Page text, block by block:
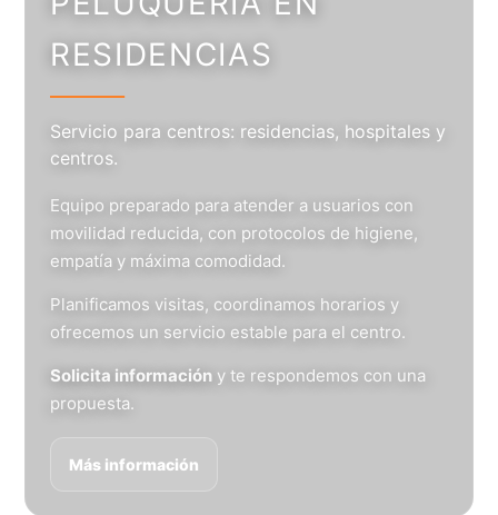
RESIDENCIAS
Servicio para centros: residencias, hospitales y
centros.
Equipo preparado para atender a usuarios con
movilidad reducida, con protocolos de higiene,
empatía y máxima comodidad.
Planificamos visitas, coordinamos horarios y
ofrecemos un servicio estable para el centro.
Solicita información y te respondemos con una
propuesta.
Más información